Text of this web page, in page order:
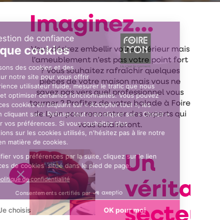
Imaginez...
Vous désirez embellir votre intérieur mais
l’ameublement n’est pas votre point fort
? Vous souhaitez rafraîchir quelques
pièces de votre maison mais vous ne
savez pas vers quel professionnel vous
tourner ? Profitez de votre balade à Foire
de Lyon pour rencontrer des experts qui
vous éclaireront.
Un
secteur